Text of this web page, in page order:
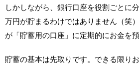
しかしながら、銀行口座を役割ごとに
万円が貯まるわけではありません（笑
が「貯蓄用の口座」に定期的にお金を
貯蓄の基本は先取りです。できる限り